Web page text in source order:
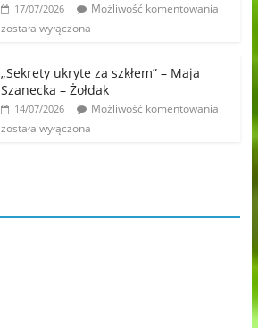
17/07/2026
Możliwość komentowania
została wyłączona
„Sekrety ukryte za szkłem” – Maja
Szanecka – Żołdak
14/07/2026
Możliwość komentowania
została wyłączona